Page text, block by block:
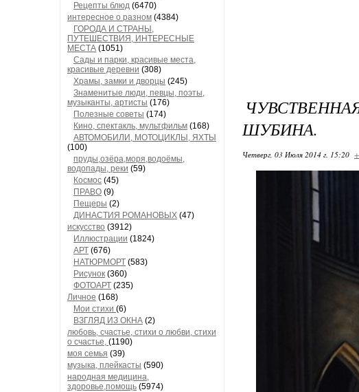
Рецепты блюд (6470)
интересное о разном (4384)
ГОРОДА И СТРАНЫ,
ПУТЕШЕСТВИЯ, ИНТЕРЕСНЫЕ
МЕСТА (1051)
Сады и парки, красивые места,
красивые деревни (308)
Храмы, замки и дворцы (245)
Знаменитые люди, певцы, поэты,
музыканты, артисты (176)
Полезные советы (174)
Кино, спектакль, мультфильм (168)
АВТОМОБИЛИ, МОТОЦИКЛЫ, ЯХТЫ
(100)
пруды,озёра,моря,водоёмы,
водопады, реки (59)
Космос (45)
ПРАВО (9)
Пещеры (2)
ДИНАСТИЯ РОМАНОВЫХ (47)
искусство (3912)
Иллюстрации (1824)
АРТ (676)
НАТЮРМОРТ (583)
Рисунок (360)
ФОТОАРТ (235)
Личное (168)
Мои стихи (6)
ВЗГЛЯД ИЗ ОКНА (2)
любовь, счастье, стихи о любви, стихи
о счастье, (1190)
моя семья (39)
музыка, плейкасты (590)
народная медицина,
здоровье,помощь (5974)
ШУБИНА.
Четверг, 03 Июля 2014 г. 15:20